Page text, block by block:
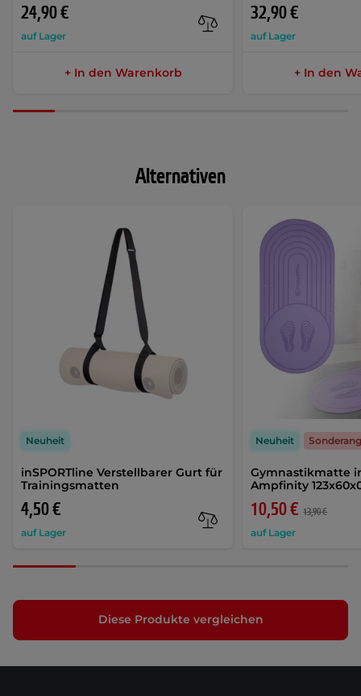
24,90 €
auf Lager
+ In den Warenkorb
32,90 €
auf Lager
+ In den
Alternativen
inSPORTline Verstellbarer Gurt für
Trainingsmatten
4,50 €
auf Lager
Neuheit
Gymnastikmatte
Ampfinity
10,50 € 13,90 €
auf Lager
Neuheit
Diese Produkte vergleichen